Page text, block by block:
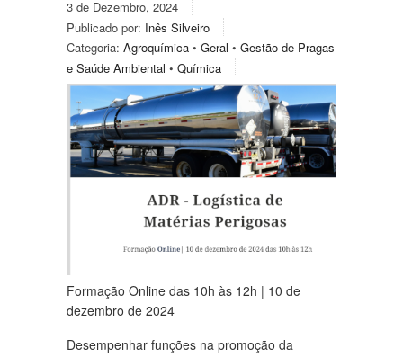
3 de Dezembro, 2024
Publicado por: Inês Silveiro
Categoria: Agroquímica • Geral • Gestão de Pragas
e Saúde Ambiental • Química
Formação Online das 10h às 12h | 10 de
dezembro de 2024
Desempenhar funções na promoção da